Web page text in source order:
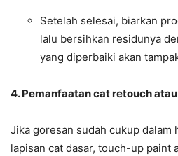
Setelah selesai, biarkan
lalu bersihkan residunya
yang diperbaiki akan
4. Pemanfaatan cat retouch
Jika goresan sudah cukup dalam
lapisan cat dasar, touch-up paint